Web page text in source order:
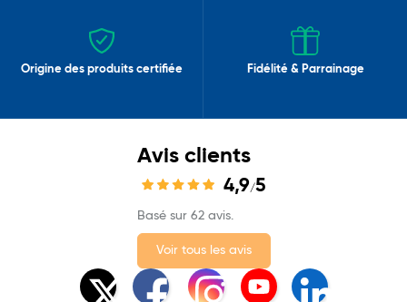
Origine des produits certifiée Fidélité & Parrainage
Avis clients
4,9/5
Basé sur 62 avis.
Voir tous les avis